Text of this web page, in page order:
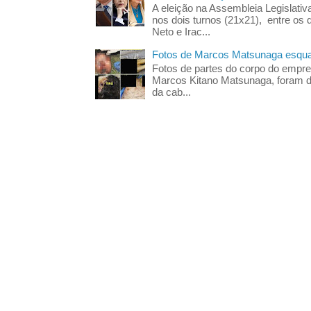
A eleição na Assembleia
nos dois turnos (21x21), entre os
Neto e Irac...
Fotos de Marcos Matsunaga
Fotos de partes do corpo do
Marcos Kitano Matsunaga, foram
da cab...